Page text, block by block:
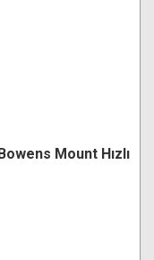
Mount Hızlı